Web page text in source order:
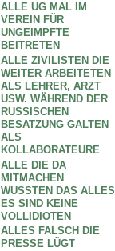
ALLE UG MAL IM
VEREIN FÜR
UNGEIMPFTE
BEITRETEN
ALLE ZIVILISTEN DIE
WEITER ARBEITETEN
ALS LEHRER, ARZT
USW. WÄHREND DER
RUSSISCHEN
BESATZUNG GALTEN
ALS
KOLLABORATEURE
ALLE DIE DA
MITMACHEN
WUSSTEN DAS ALLES
ES SIND KEINE
VOLLIDIOTEN
ALLES FALSCH DIE
PRESSE LÜGT